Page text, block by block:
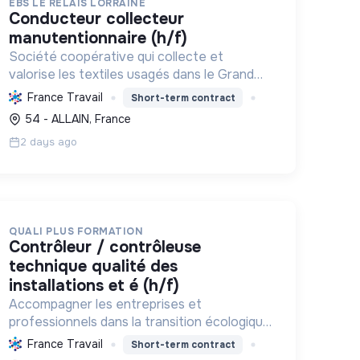
EBS LE RELAIS LORRAINE
conducteur collecteur
manutentionnaire (h/f)
Société coopérative qui collecte et
valorise les textiles usagés dans le Grand
Est, favorisant l'insertion professionnelle
des personnes en difficulté et contribuant
à l'économie circulaire et à la pr...
France Travail Short-term contract
54 - ALLAIN, France
2 days ago
QUALI PLUS FORMATION
contrôleur / contrôleuse
technique qualité des
installations et é (h/f)
Accompagner les entreprises et
professionnels dans la transition écologique
et sociale par la formation et le conseil.
France Travail Short-term contract